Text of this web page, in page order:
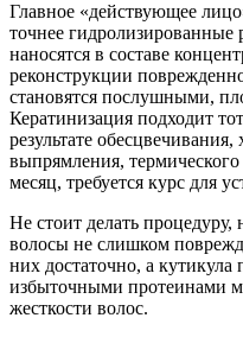
Главное «действующее
точнее гидролизированные
наносятся в составе
реконструкции
становятся послушными,
Кератинизация подходит
результате
выпрямления,
месяц, требуется курс для
Не стоит делать
волосы не слишком
них достаточно, а
избыточными протеинами
жесткости волос.